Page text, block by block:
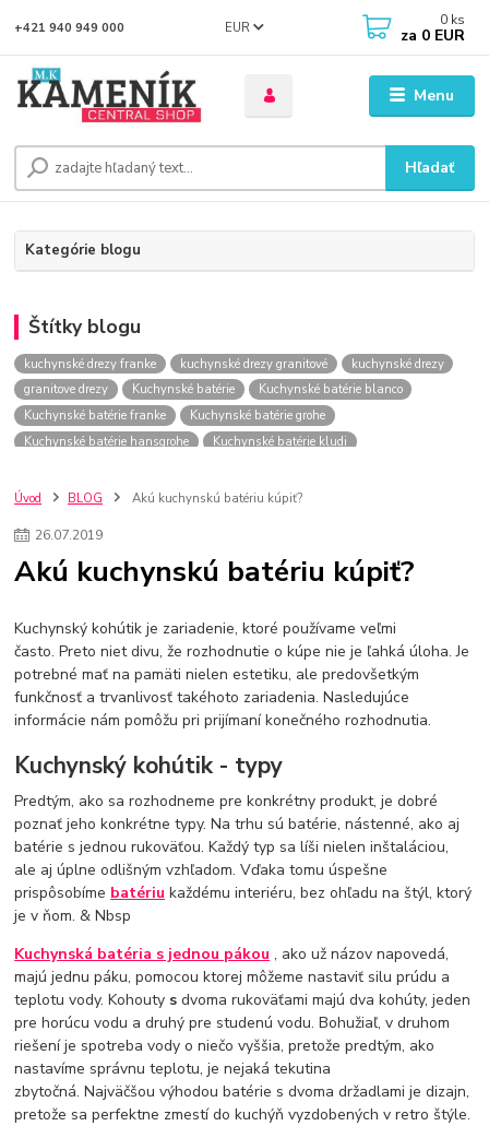
Menu
EUR
Hľadať
+421 940 949 000 0 ks
za 0 EUR
Kategórie blogu
Štítky blogu
kuchynské drezy franke kuchynské drezy granitové
kuchynské drezy
granitove drezy
Kuchynské batérie
Kuchynské batérie blanco
Kuchynské batérie franke
Kuchynské batérie grohe
Kuchynské batérie hansgrohe
Kuchynské batérie kludi
kuchynské batérie sagittarius
kuchynské batérie
kuchynské drezy sety
kúpelňové batérie
vodovodné batérie do kúpelne kuchynske
drez
vodovodné batérie blanco
vodovodné batérie do steny
vodovodné batérie grohe
kúpelňa v podkroví
moderná kúpelňa
Umývadlá
Rohové umývadlá
Zlaté umývadlá
Zápustné umývadlá
sprchový záves
vodovodná batéria
čierna kúpelňová batéria
vaňa retro
voľne stojaca vaňa
retro kúpeľne
Nákup tovaru pre firmy bez DPH
Ako znížiť náklady
Ako znížiť náklady na firmu
szco nakup bez dph nakupovanie na firmu bez dph
nákup bez dph v eu ň
Úvod BLOG Akú kuchynskú batériu kúpiť?
26.07.2019
Akú kuchynskú batériu kúpiť?
Kuchynský kohútik je zariadenie, ktoré používame veľmi
často. Preto niet divu, že rozhodnutie o kúpe nie je ľahká úloha. Je
potrebné mať na pamäti nielen estetiku, ale predovšetkým
funkčnosť a trvanlivosť takéhoto zariadenia. Nasledujúce
informácie nám pomôžu pri prijímaní konečného rozhodnutia.
Kuchynský kohútik - typy
Predtým, ako sa rozhodneme pre konkrétny produkt, je dobré
poznať jeho konkrétne typy. Na trhu sú batérie, nástenné, ako aj
batérie s jednou rukoväťou. Každý typ sa líši nielen inštaláciou,
ale aj úplne odlišným vzhľadom. Vďaka tomu úspešne
prispôsobíme batériu každému interiéru, bez ohľadu na štýl, ktorý
je v ňom. & Nbsp
Kuchynská batéria s jednou pákou , ako už názov napovedá,
majú jednu páku, pomocou ktorej môžeme nastaviť silu prúdu a
teplotu vody. Kohouty s dvoma rukoväťami majú dva kohúty, jeden
pre horúcu vodu a druhý pre studenú vodu. Bohužiaľ, v druhom
riešení je spotreba vody o niečo vyššia, pretože predtým, ako
nastavíme správnu teplotu, je nejaká tekutina
zbytočná. Najväčšou výhodou batérie s dvoma držadlami je dizajn,
pretože sa perfektne zmestí do kuchýň vyzdobených v retro štýle.